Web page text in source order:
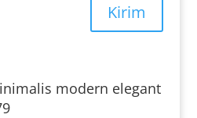
Kirim
modern elegant